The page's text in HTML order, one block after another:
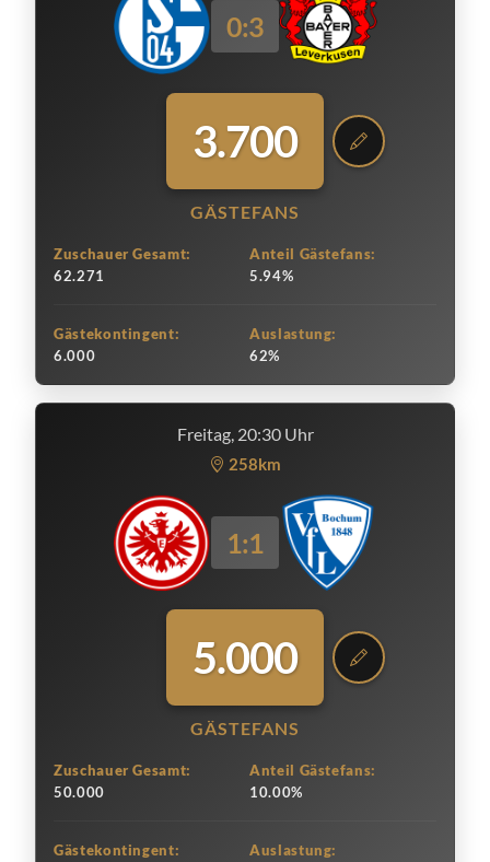
0:3
3.700
GÄSTEFANS
Zuschauer Gesamt:
62.271
Anteil Gästefans:
5.94%
Gästekontingent:
6.000
Auslastung:
62%
Freitag, 20:30 Uhr
258km
1:1
5.000
GÄSTEFANS
Zuschauer Gesamt:
50.000
Anteil Gästefans:
10.00%
Gästekontingent:
Auslastung: